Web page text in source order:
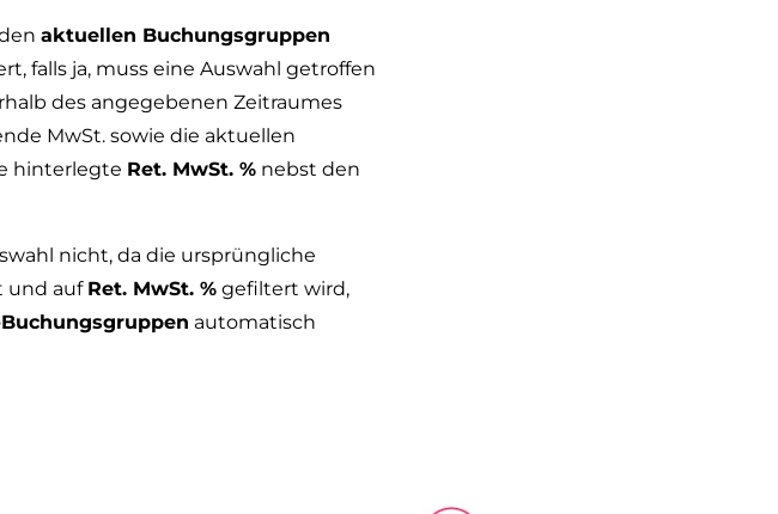
aktuellen Buchungsgruppen
falls ja, muss eine Auswahl getroffen
des angegebenen Zeitraumes
MwSt. sowie die aktuellen
hinterlegte Ret. MwSt. % nebst den
nicht, da die ursprüngliche
und auf Ret. MwSt. % gefiltert wird,
Buchungsgruppen automatisch